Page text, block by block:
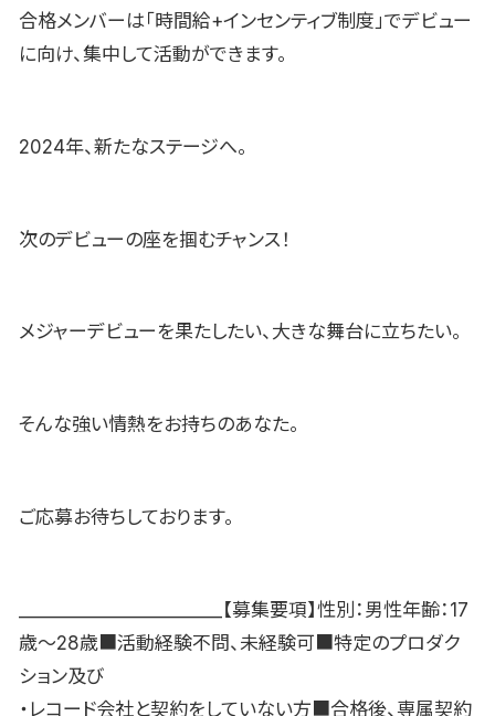
合格メンバーは「時間給+インセンティブ制度」でデビュー
に向け、集中して活動ができます。
2024年、新たなステージへ。
次のデビューの座を掴むチャンス！
メジャーデビューを果たしたい、大きな舞台に立ちたい。
そんな強い情熱をお持ちのあなた。
ご応募お待ちしております。
_______________________【募集要項】性別：男性年齢：17
歳〜28歳■活動経験不問、未経験可■特定のプロダク
ション及び
・レコード会社と契約をしていない方■合格後、専属契約